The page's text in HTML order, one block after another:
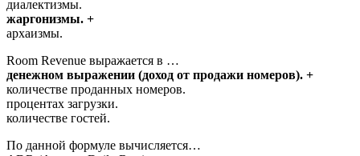
диалектизмы.
жаргонизмы. +
архаизмы.
Room Revenue выражается в …
денежном выражении (доход от продажи номеров). +
количестве проданных номеров.
процентах загрузки.
количестве гостей.
По данной формуле вычисляется…